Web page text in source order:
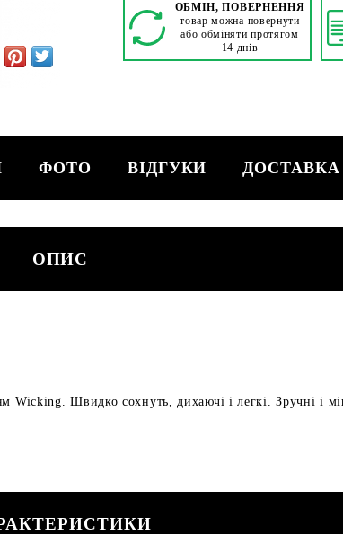
ОБМІН, ПОВЕРНЕННЯ
товар можна повернути
або обміняти протягом
14 днів
ФОТО ВІДГУКИ
ОПИС
Wicking. Швидко сохнуть, дихаючі і легкі. Зручні і